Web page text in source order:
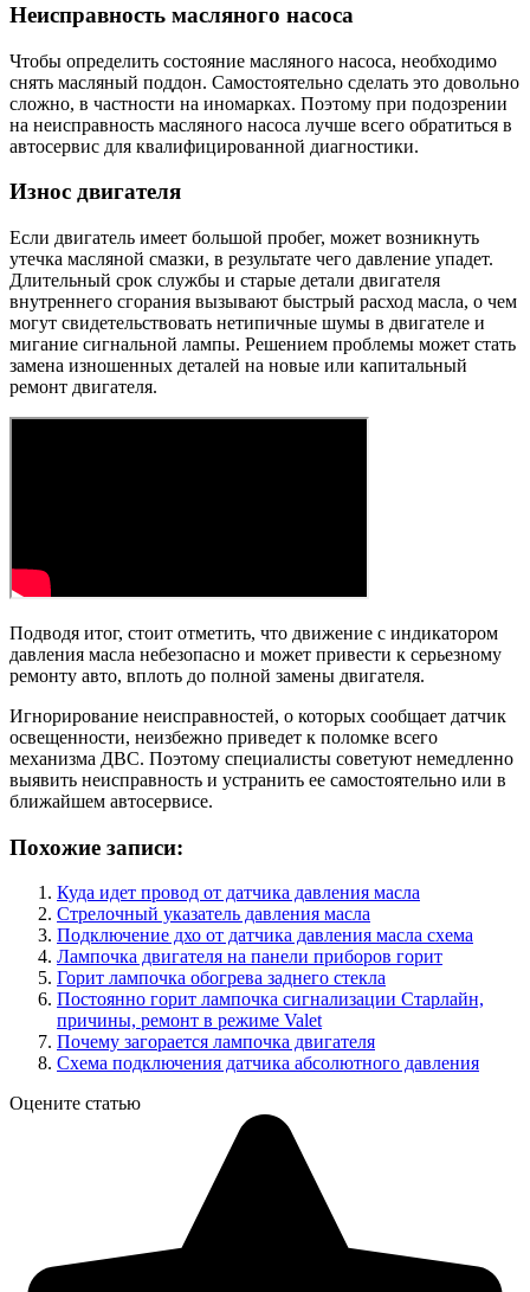
Неисправность масляного насоса
Чтобы определить состояние масляного насоса, необходимо
снять масляный поддон. Самостоятельно сделать это довольно
сложно, в частности на иномарках. Поэтому при подозрении
на неисправность масляного насоса лучше всего обратиться в
автосервис для квалифицированной диагностики.
Износ двигателя
Если двигатель имеет большой пробег, может возникнуть
утечка масляной смазки, в результате чего давление упадет.
Длительный срок службы и старые детали двигателя
внутреннего сгорания вызывают быстрый расход масла, о чем
могут свидетельствовать нетипичные шумы в двигателе и
мигание сигнальной лампы. Решением проблемы может стать
замена изношенных деталей на новые или капитальный
ремонт двигателя.
Подводя итог, стоит отметить, что движение с индикатором
давления масла небезопасно и может привести к серьезному
ремонту авто, вплоть до полной замены двигателя.
Игнорирование неисправностей, о которых сообщает датчик
освещенности, неизбежно приведет к поломке всего
механизма ДВС. Поэтому специалисты советуют немедленно
выявить неисправность и устранить ее самостоятельно или в
ближайшем автосервисе.
Похожие записи:
Куда идет провод от датчика давления масла
Стрелочный указатель давления масла
Подключение дхо от датчика давления масла схема
Лампочка двигателя на панели приборов горит
Горит лампочка обогрева заднего стекла
Постоянно горит лампочка сигнализации Старлайн,
причины, ремонт в режиме Valet
Почему загорается лампочка двигателя
Схема подключения датчика абсолютного давления
Оцените статью